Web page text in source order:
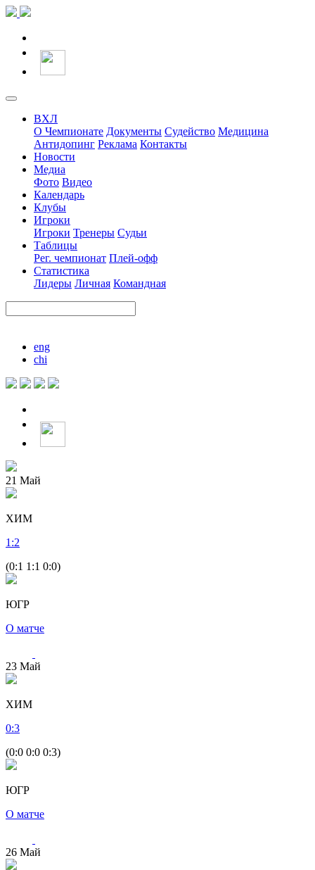
ВХЛ
О Чемпионате Документы Судейство Медицина
Антидопинг Реклама Контакты
Новости
Медиа
Фото Видео
Календарь
Клубы
Игроки
Игроки Тренеры Судьи
Таблицы
Рег. чемпионат Плей-офф
Статистика
Лидеры Личная Командная
eng
chi
21 Май
ХИМ
1 :2
(0:1 1:1 0:0)
ЮГР
О матче
23 Май
ХИМ
0:3
(0:0 0:0 0:3)
ЮГР
О матче
26 Май